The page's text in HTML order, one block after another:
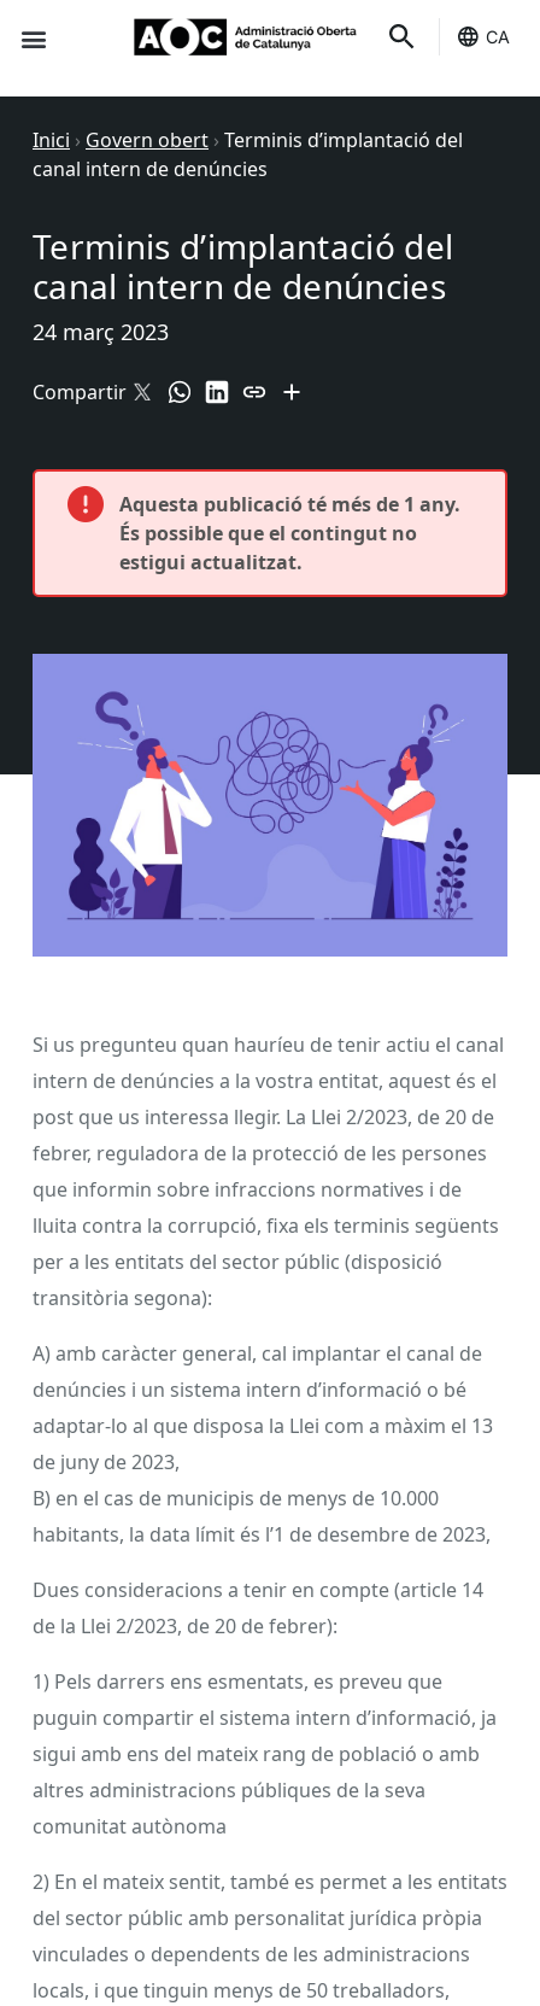
CA
Inici › Govern obert › Terminis d’implantació del
canal intern de denúncies
Terminis d’implantació del
canal intern de denúncies
24 març 2023
Compartir
Aquesta publicació té més de 1 any.
És possible que el contingut no
estigui actualitzat.
Si us pregunteu quan hauríeu de tenir actiu el canal
intern de denúncies a la vostra entitat, aquest és el
post que us interessa llegir. La Llei 2/2023, de 20 de
febrer, reguladora de la protecció de les persones
que informin sobre infraccions normatives i de
lluita contra la corrupció, fixa els terminis següents
per a les entitats del sector públic (disposició
transitòria segona):
A) amb caràcter general, cal implantar el canal de
denúncies i un sistema intern d’informació o bé
adaptar-lo al que disposa la Llei com a màxim el 13
de juny de 2023,
B) en el cas de municipis de menys de 10.000
habitants, la data límit és l’1 de desembre de 2023,
Dues consideracions a tenir en compte (article 14
de la Llei 2/2023, de 20 de febrer):
1) Pels darrers ens esmentats, es preveu que
puguin compartir el sistema intern d’informació, ja
sigui amb ens del mateix rang de població o amb
altres administracions públiques de la seva
comunitat autònoma
2) En el mateix sentit, també es permet a les entitats
del sector públic amb personalitat jurídica pròpia
vinculades o dependents de les administracions
locals, i que tinguin menys de 50 treballadors,